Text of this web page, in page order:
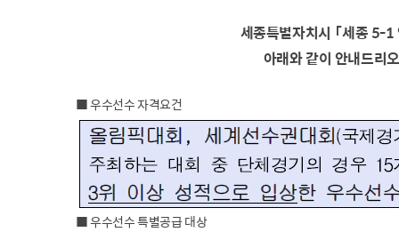
세종특별자치시 「세종 5-
아래와 같이 안내드리
■ 우수선수 자격요건
■ 우수선수 특별공급 대상